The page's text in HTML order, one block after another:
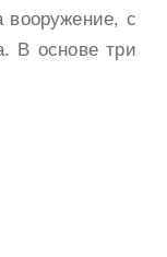
вооружение, с
В основе три